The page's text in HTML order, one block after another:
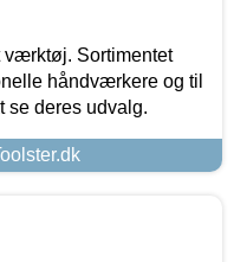
værktøj. Sortimentet
håndværkere og til
se deres udvalg.